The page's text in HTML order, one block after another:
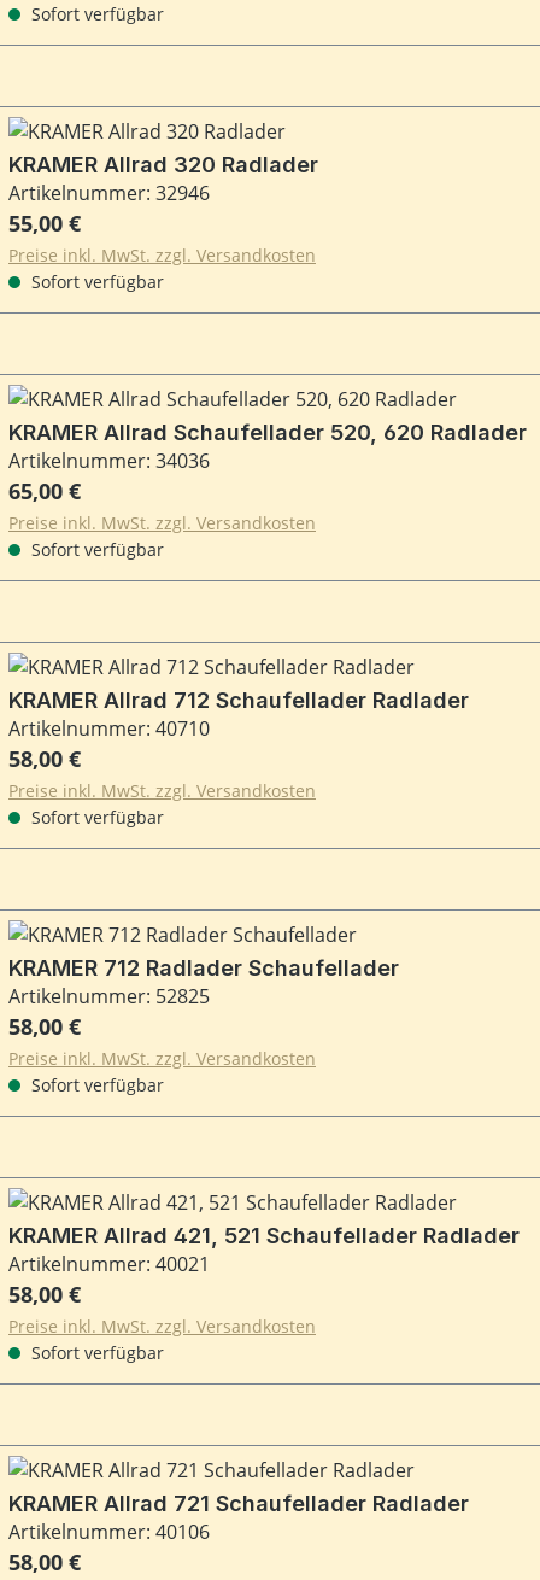
Sofort verfügbar
KRAMER Allrad 320 Radlader
Artikelnummer: 32946
Regulärer Preis:
55,00 €
Preise inkl. MwSt. zzgl. Versandkosten
Sofort verfügbar
KRAMER Allrad Schaufellader 520, 620 Radlader
Artikelnummer: 34036
Regulärer Preis:
65,00 €
Preise inkl. MwSt. zzgl. Versandkosten
Sofort verfügbar
KRAMER Allrad 712 Schaufellader Radlader
Artikelnummer: 40710
Regulärer Preis:
58,00 €
Preise inkl. MwSt. zzgl. Versandkosten
Sofort verfügbar
KRAMER 712 Radlader Schaufellader
Artikelnummer: 52825
Regulärer Preis:
58,00 €
Preise inkl. MwSt. zzgl. Versandkosten
Sofort verfügbar
KRAMER Allrad 421, 521 Schaufellader Radlader
Artikelnummer: 40021
Regulärer Preis:
58,00 €
Preise inkl. MwSt. zzgl. Versandkosten
Sofort verfügbar
KRAMER Allrad 721 Schaufellader Radlader
Artikelnummer: 40106
Regulärer Preis:
58,00 €